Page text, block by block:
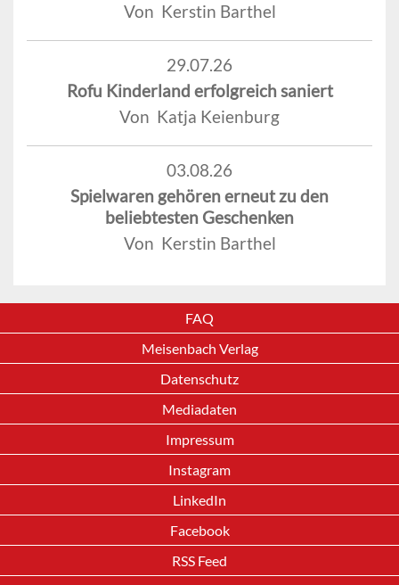
Von Kerstin Barthel
29.07.26
Rofu Kinderland erfolgreich saniert
Von Katja Keienburg
03.08.26
Spielwaren gehören erneut zu den
beliebtesten Geschenken
Von Kerstin Barthel
FAQ
Meisenbach Verlag
Datenschutz
Mediadaten
Impressum
Instagram
LinkedIn
Facebook
RSS Feed